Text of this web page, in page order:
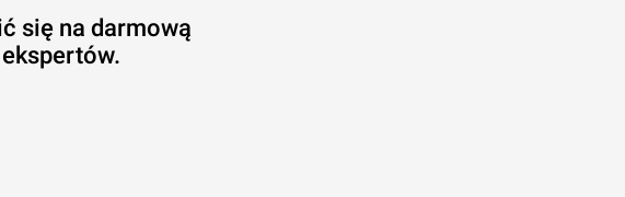
się na darmową